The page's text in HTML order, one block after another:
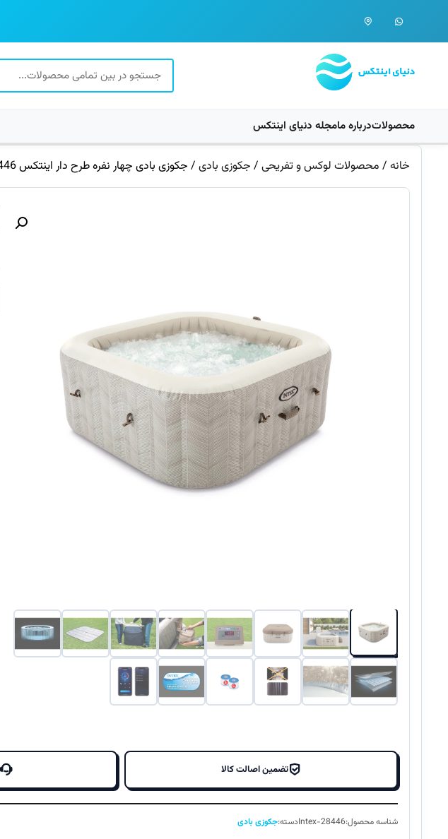
محصولاتدرباره مامجله دنیای اینتکس
خانه / محصولات لوکس و تفریحی / جکوزی بادی / جکوزی بادی چهار نفره طرح دار اینتکس 28446 Intex
تضمین اصالت کالا
شناسه محصول:Intex-28446دسته:جکوزی بادی